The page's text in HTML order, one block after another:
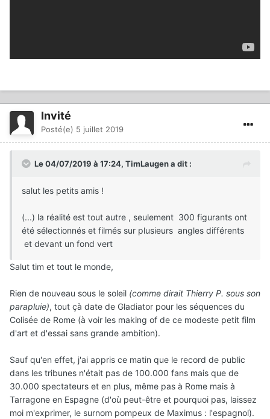
Invité
Posté(e) 5 juillet 2019
Le 04/07/2019 à 17:24, TimLaugena dit :
salut les petits amis !
(...) la réalité est tout autre , seulement 300 figurants ont
été sélectionnés et filmés sur plusieurs angles différents
et devant un fond vert
Salut tim et tout le monde,
Rien de nouveau sous le soleil (comme dirait Thierry P. sous son
parapluie), tout çà date de Gladiator pour les séquences du
Colisée de Rome (à voir les making of de ce modeste petit film
d'art et d'essai sans grande ambition).
Sauf qu'en effet, j'ai appris ce matin que le record de public
dans les tribunes n'était pas de 100.000 fans mais que de
30.000 spectateurs et en plus, même pas à Rome mais à
Tarragone en Espagne (d'où peut-être et pourquoi pas, laissez
moi m'exprimer, le surnom pompeux de Maximus : l'espagnol).